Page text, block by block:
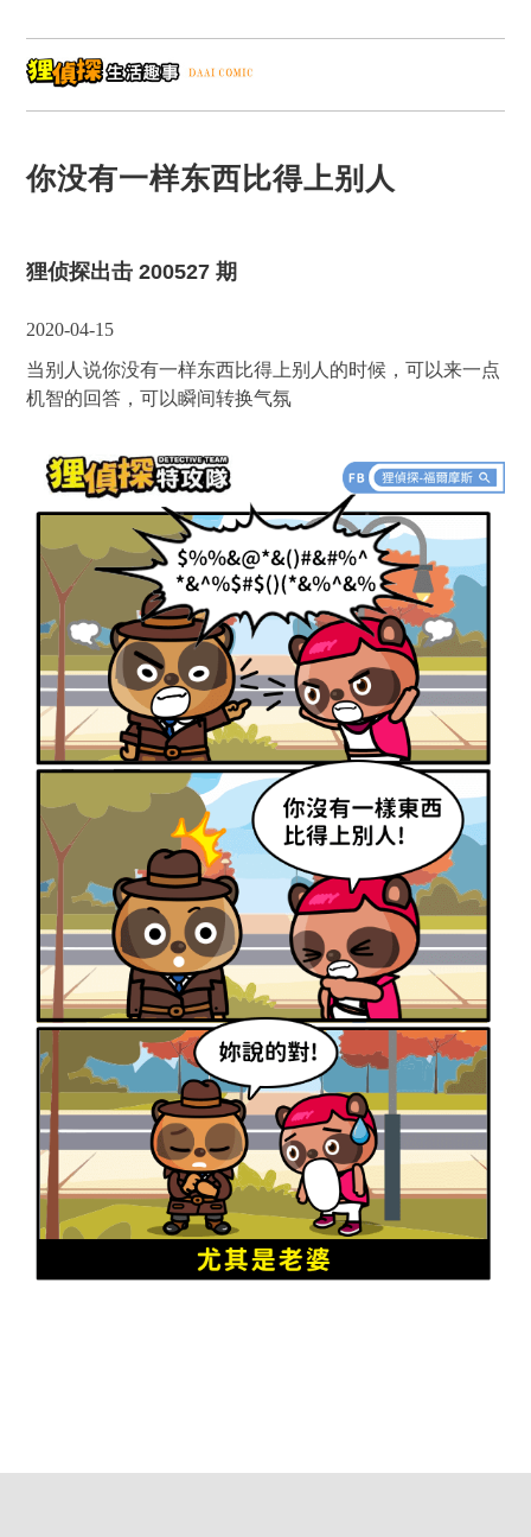
你没有一样东西比得上别人
狸侦探出击 200527 期
2020-04-15
当别人说你没有一样东西比得上别人的时候，可以来一点
机智的回答，可以瞬间转换气氛